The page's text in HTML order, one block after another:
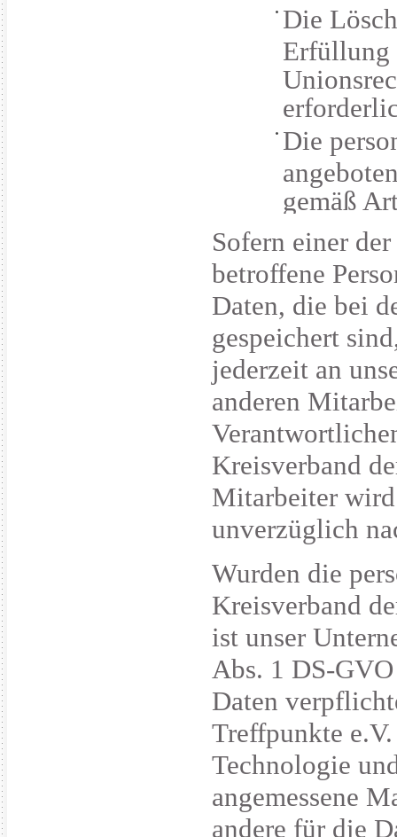
Die
Erfüllung
Die
gemäß
Sofern einer
betroffene
Daten, die bei
gespeichert
jederzeit an
anderen
Kreisverband
Mitarbeiter wird
unverzüglich
Wurden die
Kreisverband
ist unser
Abs. 1 DS-
Daten
Treffpunkte
Technologie
angemessene
andere für die